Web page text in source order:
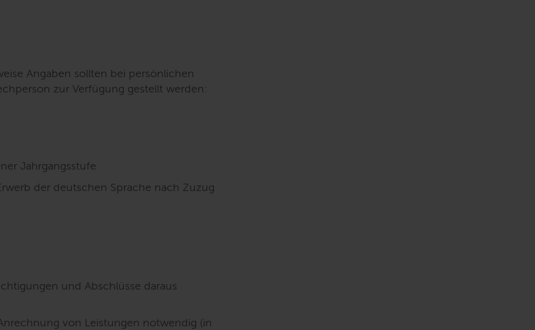
Angaben sollten bei persönlichen
zur Verfügung gestellt werden:
Jahrgangsstufe
der deutschen Sprache nach Zuzug
und Abschlüsse daraus
von Leistungen notwendig (in